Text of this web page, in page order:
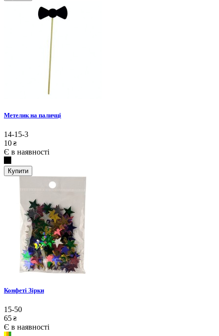
Метелик на паличці
14-15-3
10 ₴
Є в наявності
Купити
Конфеті Зірки
15-50
65 ₴
Є в наявності